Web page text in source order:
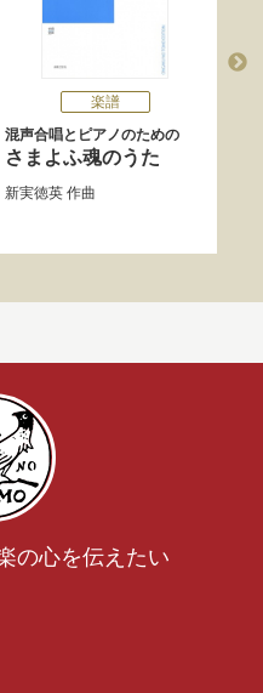
楽譜
混声合唱とピアノのための
さまよふ魂のうた
新実徳英作曲
の心を伝えたい